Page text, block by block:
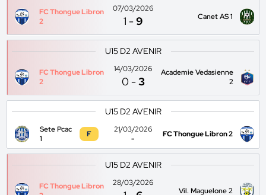
FC Thongue Libron
2
07/03/2026
1 -9 Canet AS 1
U15 D2 AVENIR
FC Thongue Libron
2
14/03/2026
0 -3
Academie Vedasienne
2
U15 D2 AVENIR
Sete Pcac
1
F
21/03/2026
-
FC Thongue Libron 2
U15 D2 AVENIR
FC Thongue Libron
28/03/2026
Vil. Maguelone 2